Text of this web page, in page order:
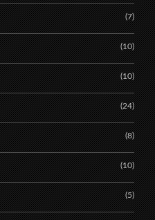
(7)
(10)
(10)
(24)
(8)
(10)
(5)